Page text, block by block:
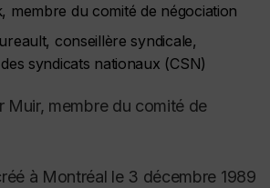
membre du comité de négociation
conseillère syndicale,
syndicats nationaux (CSN)
Muir, membre du comité de
à Montréal le 3 décembre 1989